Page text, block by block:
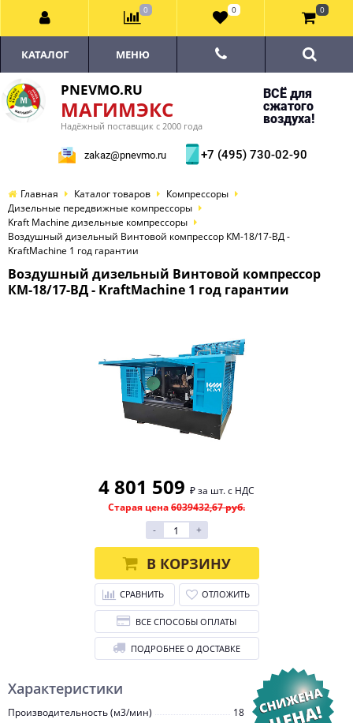
PNEVMO.RU
МАГИМЭКС
Надёжный поставщик с 2000 года
ВСЁ для
сжатого
воздуха!
zakaz@pnevmo.ru +7 (495) 730-02-90
КАТАЛОГ МЕНЮ
Главная Каталог товаров
Компрессоры
Дизельные передвижные компрессоры
Kraft Machine дизельные компрессоры
Воздушный дизельный Винтовой компрессор КМ-18/17-ВД -
KraftMachine 1 год гарантии
Воздушный дизельный Винтовой компрессор
КМ-18/17-ВД - KraftMachine 1 год гарантии
Характеристики
Производительность (м3/мин)
18
4 801 509 ₽ за шт. с НДС
Старая цена6039432,67 руб.
-
+
В КОРЗИНУ
СРАВНИТЬ ОТЛОЖИТЬ
ВСЕ СПОСОБЫ ОПЛАТЫ
ПОДРОБНЕЕ О ДОСТАВКЕ
0 0 0